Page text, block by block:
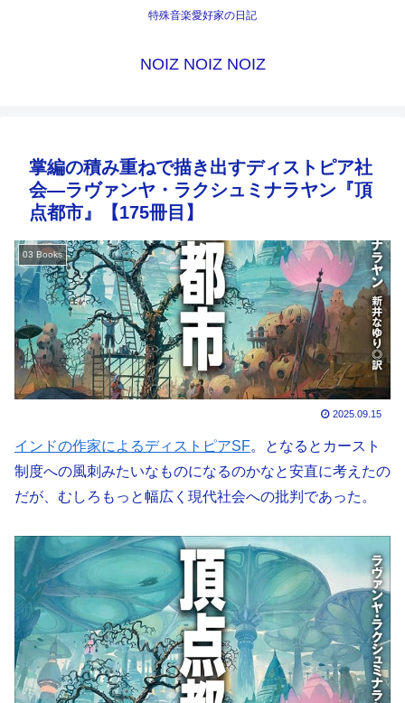
特殊音楽愛好家の日記
NOIZ NOIZ NOIZ
掌編の積み重ねで描き出すディストピア社
会―ラヴァンヤ・ラクシュミナラヤン『頂
点都市』【175冊目】
03 Books
2025.09.15
インドの作家によるディストピアSF。となるとカースト
制度への風刺みたいなものになるのかなと安直に考えたの
だが、むしろもっと幅広く現代社会への批判であった。